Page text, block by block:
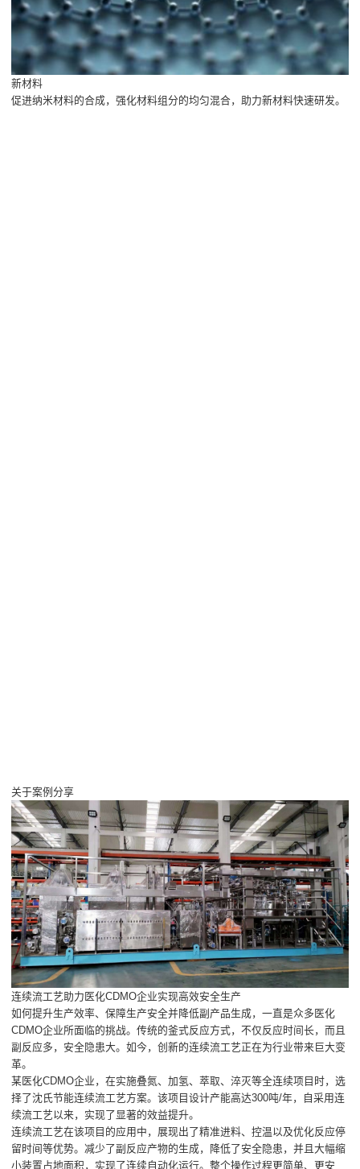
新材料
促进纳米材料的合成，强化材料组分的均匀混合，助力新材料快速研发。
关于案例分享
连续流工艺助力医化CDMO企业实现高效安全生产
如何提升生产效率、保障生产安全并降低副产品生成，一直是众多医化
CDMO企业所面临的挑战。传统的釜式反应方式，不仅反应时间长，而且
副反应多，安全隐患大。如今，创新的连续流工艺正在为行业带来巨大变
革。
某医化CDMO企业，在实施叠氮、加氢、萃取、淬灭等全连续项目时，选
择了沈氏节能连续流工艺方案。该项目设计产能高达300吨/年，自采用连
续流工艺以来，实现了显著的效益提升。
连续流工艺在该项目的应用中，展现出了精准进料、控温以及优化反应停
留时间等优势。减少了副反应产物的生成，降低了安全隐患，并且大幅缩
小装置占地面积，实现了连续自动化运行。整个操作过程更简单、更安